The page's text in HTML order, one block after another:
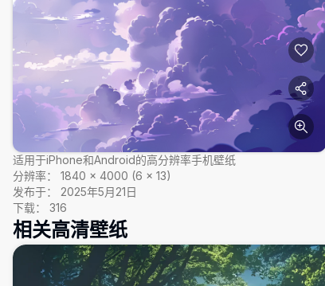
适用于iPhone和Android的高分辨率手机壁纸
分辨率：
1840 × 4000 (6 × 13)
发布于：
2025年5月21日
下载：
316
相关高清壁纸